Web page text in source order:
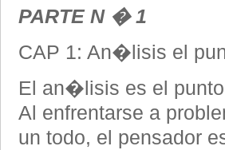
PARTE N � 1
CAP 1: An�lisis el
El an�lisis es el
Al enfrentarse a
un todo, el pensador